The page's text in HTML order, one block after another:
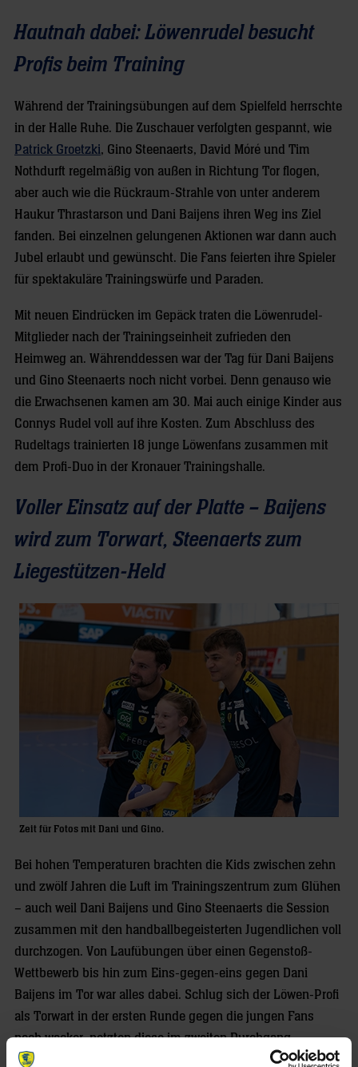
Hautnah dabei: Löwenrudel besucht
Profis beim Training
Während der Trainingsübungen auf dem Spielfeld herrschte
in der Halle Ruhe. Die Zuschauer verfolgten gespannt, wie
Patrick Groetzki, Gino Steenaerts, David Móré und Tim
Nothdurft regelmäßig von außen in Richtung Tor flogen,
aber auch wie die Rückraum-Strahle von unter anderem
Haukur Thrastarson und Dani Baijens ihren Weg ins Ziel
fanden. Bei einzelnen gelungenen Aktionen war dann auch
Jubel erlaubt und gewünscht. Die Fans feierten ihre Spieler
für spektakuläre Trainingswürfe und Paraden.
Mit neuen Eindrücken im Gepäck traten die Löwenrudel-
Mitglieder nach der Trainingseinheit zufrieden den
Heimweg an. Währenddessen war der Tag für Dani Baijens
und Gino Steenaerts noch nicht vorbei. Denn genauso wie
die Erwachsenen kamen am 30. Mai auch einige Kinder aus
Connys Rudel voll auf ihre Kosten. Zum Abschluss des
Rudeltags trainierten 18 junge Löwenfans zusammen mit
dem Profi-Duo in der Kronauer Trainingshalle.
Voller Einsatz auf der Platte – Baijens
wird zum Torwart, Steenaerts zum
Liegestützen-Held
Zeit für Fotos mit Dani und Gino.
Bei hohen Temperaturen brachten die Kids zwischen zehn
und zwölf Jahren die Luft im Trainingszentrum zum Glühen
– auch weil Dani Baijens und Gino Steenaerts die Session
zusammen mit den handballbegeisterten Jugendlichen voll
durchzogen. Von Laufübungen über einen Gegenstoß-
Wettbewerb bis hin zum Eins-gegen-eins gegen Dani
Baijens im Tor war alles dabei. Schlug sich der Löwen-Profi
als Torwart in der ersten Runde gegen die jungen Fans
noch wacker, netzten diese im zweiten Durchgang
überzeugend ein, wodurch Gino Steenaerts, nicht ohne